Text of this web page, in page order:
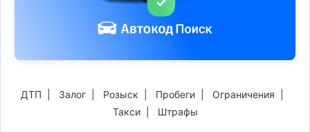
ДТП Залог Розыск Пробеги Ограничения
Такси| Штрафы